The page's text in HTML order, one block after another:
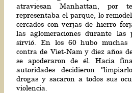
atraviesan Manhattan, por
representaba el parque, lo
cercados con verjas de hierro
las aglomeraciones durante las
sirvió. En los 60 hubo muchas
contra de Viet-Nam y diez años
se apoderaron de él. Hacia
autoridades decidieron
drogas y sacaron a todos sus
violencia.